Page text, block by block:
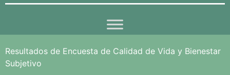
Resultados de Encuesta de Calidad de Vida y Bienestar
Subjetivo